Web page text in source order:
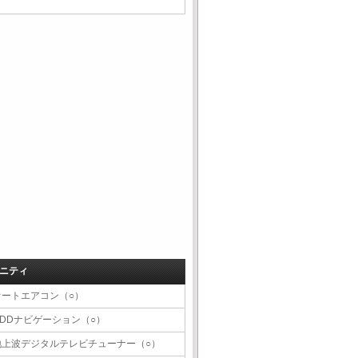
ティ
トエアコン（○）
ナビゲーション（○）
波デジタルテレビチューナー（○）